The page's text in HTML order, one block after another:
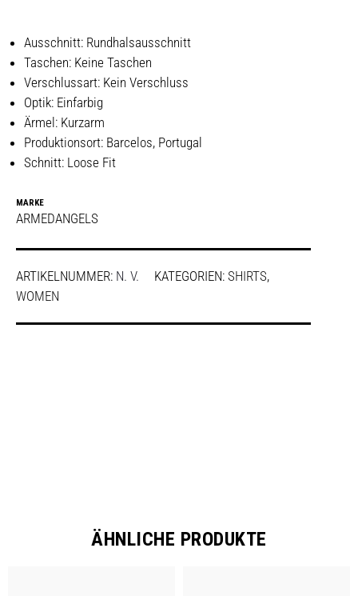
Ausschnitt: Rundhalsausschnitt
Taschen: Keine Taschen
Verschlussart: Kein Verschluss
Optik: Einfarbig
Ärmel: Kurzarm
Produktionsort: Barcelos, Portugal
Schnitt: Loose Fit
MARKE
ARMEDANGELS
ARTIKELNUMMER: N. V. KATEGORIEN: SHIRTS,
WOMEN
ÄHNLICHE PRODUKTE